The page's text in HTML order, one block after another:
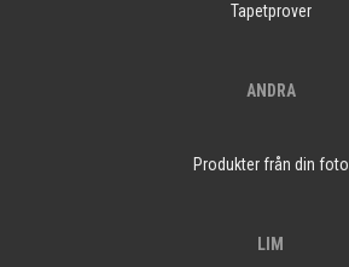
Tapetprover
ANDRA
Produkter från din foto
LIM